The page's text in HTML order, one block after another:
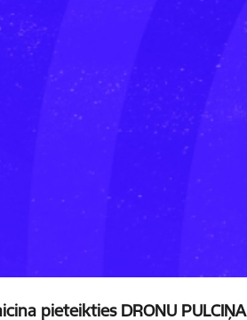
pieteikties DRONU